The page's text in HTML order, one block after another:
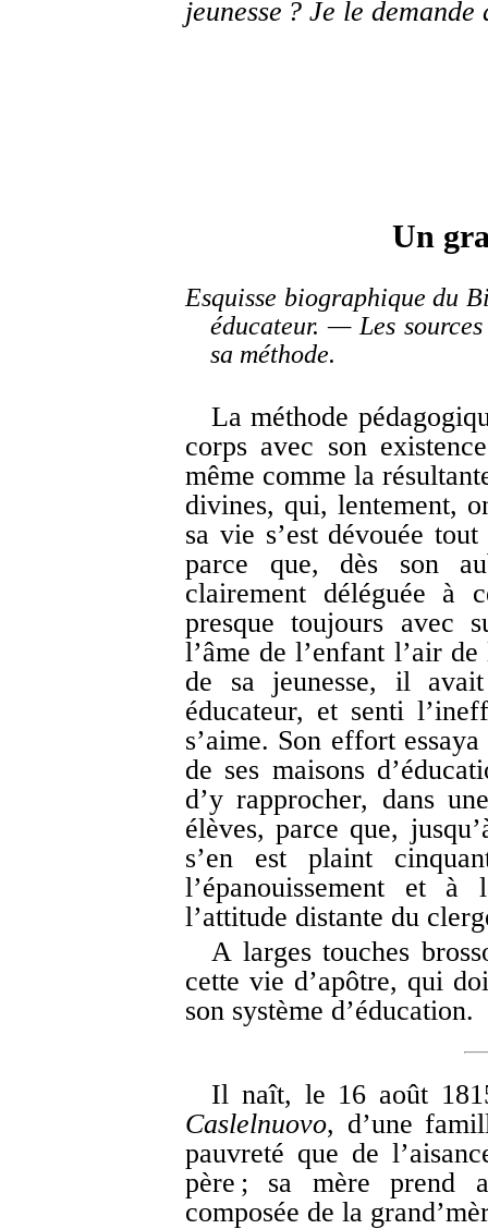
jeunesse ? Je le
Un
Esquisse biographique du
éducateur. — Les
sa méthode.
La méthode
corps avec son
même comme la
divines, qui, lentement,
sa vie s’est dévouée
parce que, dès son
clairement déléguée à
presque toujours avec
l’âme de l’enfant l’air
de sa jeunesse, il
éducateur, et senti
s’aime. Son effort
de ses maisons
d’y rapprocher, dans
élèves, parce que,
s’en est plaint
l’épanouissement et
l’attitude distante du
A larges touches
cette vie d’apôtre, qui
son système d’éducation.
Il naît, le 16 août
Caslelnuovo, d’une
pauvreté que de
père ; sa mère prend
composée de la